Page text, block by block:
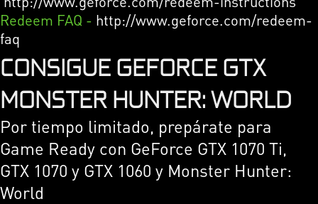
Redeem FAQ - http://www.geforce.com/redeem-
faq
CONSIGUE GEFORCE GTX
MONSTER HUNTER: WORLD
Por tiempo limitado, prepárate para
Game Ready con GeForce GTX 1070 Ti,
GTX 1070 y GTX 1060 y Monster Hunter:
World